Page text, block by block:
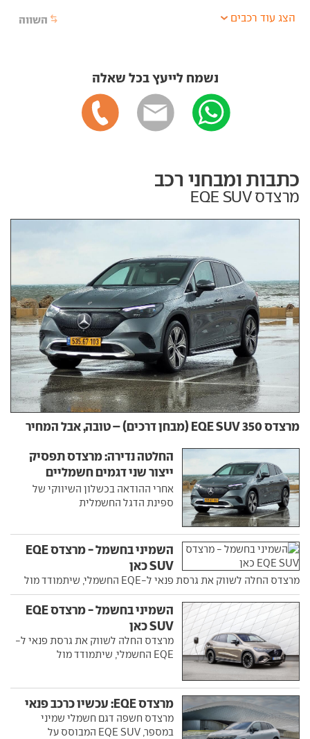
השווה הצג עוד רכבים
נשמח לייעץ בכל שאלה
כתבות ומבחני רכב
מרצדס EQE SUV
מרצדס EQE SUV 350 (מבחן דרכים) – טובה, אבל המחיר
החלטה נדירה: מרצדס תפסיק
ייצור שני דגמים חשמליים
חשובים
אחרי ההודאה בכשלון השיווקי של
ספינת הדגל החשמלית
השמיני בחשמל - מרצדס EQE
SUV כאן
מרצדס החלה לשווק את גרסת פנאי ל-EQE החשמלי, שיתמודד מול
השמיני בחשמל - מרצדס EQE
SUV כאן
מרצדס החלה לשווק את גרסת פנאי ל-
EQE החשמלי, שיתמודד מול
מרצדס EQE: עכשיו כרכב פנאי
מרצדס חשפה דגם חשמלי שמיני
במספר, EQE SUV המבוסס על